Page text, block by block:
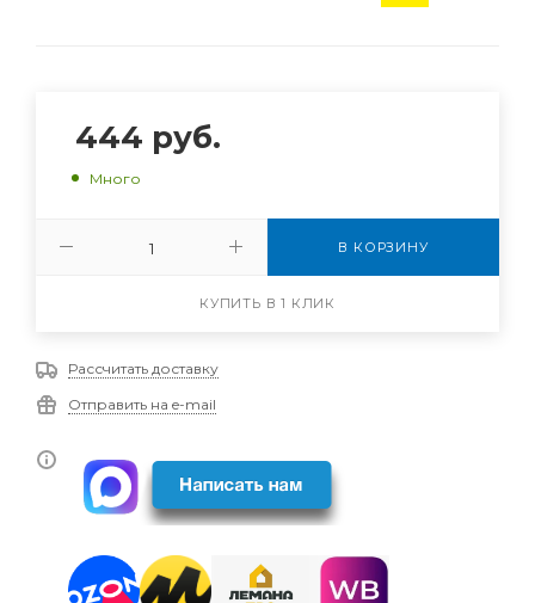
444 руб.
Много
В КОРЗИНУ
КУПИТЬ В 1 КЛИК
Рассчитать доставку
Отправить на e-mail